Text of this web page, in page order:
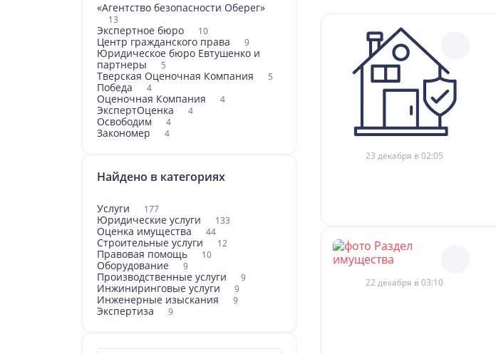
«Агентство безопасности Оберег»
13
Экспертное бюро 10
Центр гражданского права 9
Юридическое бюро Евтушенко и
партнеры
5
Тверская Оценочная Компания 5
Победа 4
Оценочная Компания 4
ЭкспертОценка 4
Освободим 4
Закономер 4
Найдено в категориях
Услуги 177
Юридические услуги 133
Оценка имущества 44
Строительные услуги 12
Правовая помощь 10
Оборудование 9
Производственные услуги 9
Инжиниринговые услуги 9
Инженерные изыскания 9
Экспертиза 9
23 декабря в 02:05
22 декабря в 03:10